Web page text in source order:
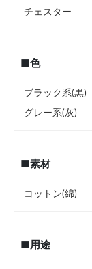
チェスター
■色
ブラック系(黒)
グレー系(灰)
■素材
コットン(綿)
■用途